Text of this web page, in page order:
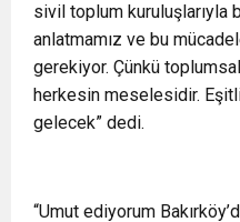
sivil toplum kuruluşlarıyla
anlatmamız ve bu
gerekiyor. Çünkü
herkesin meselesidir.
gelecek” dedi.
“Umut ediyorum